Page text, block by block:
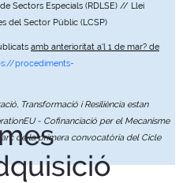
Sectors Especials (RDLSE) // Llei
del Sector Públic (LCSP)
amb anterioritat a'l 1 de mar? de
procediments-
Transformació i Resiliència estan
- Cofinanciació per el Mecanisme
de la primera convocatòria del Cicle